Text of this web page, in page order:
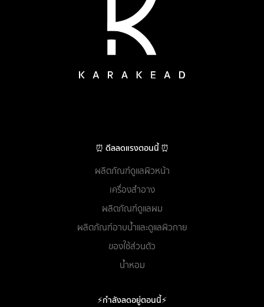
⏰ ดีลลดแรงตอนนี้ ⏰
ผลิตภัณฑ์ดูแลผิวหน้า
เครื่องสำอาง
ผลิตภัณฑ์ดูแลผม
ผลิตภัณฑ์อาบน้ำและดูแลผิวกาย
ของใช้ส่วนตัว
น้ำหอม
⚡กำลังลดอยู่ตอนนี้⚡